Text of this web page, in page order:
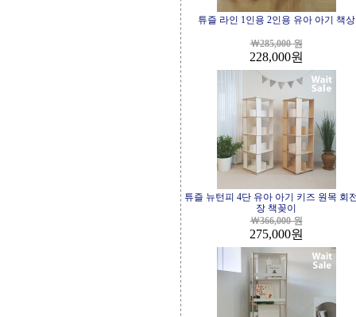
튜즐 라인 1인용 2인용 유아 아기 책상
￦285,000 원
228,000원
튜즐 뉴턴피 4단 유아 아기 키즈 원목 회
장 책꽂이
￦366,000 원
275,000원